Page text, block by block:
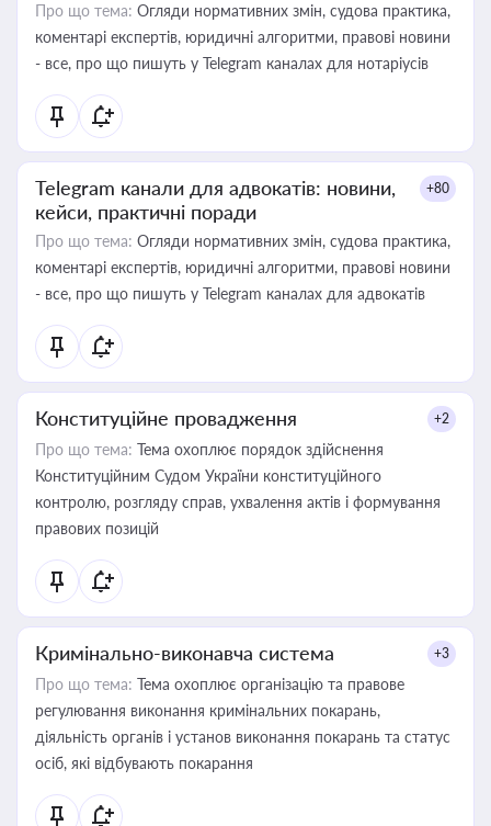
Про що тема: Огляди нормативних змін, судова практика,
коментарі експертів, юридичні алгоритми, правові новини
- все, про що пишуть у Telegram каналах для нотаріусів
Telegram канали для адвокатів: новини,
кейси, практичні поради
+80
Про що тема: Огляди нормативних змін, судова практика,
коментарі експертів, юридичні алгоритми, правові новини
- все, про що пишуть у Telegram каналах для адвокатів
Конституційне провадження +2
Про що тема: Тема охоплює порядок здійснення
Конституційним Судом України конституційного
контролю, розгляду справ, ухвалення актів і формування
правових позицій
Кримінально-виконавча система +3
Про що тема: Тема охоплює організацію та правове
регулювання виконання кримінальних покарань,
діяльність органів і установ виконання покарань та статус
осіб, які відбувають покарання